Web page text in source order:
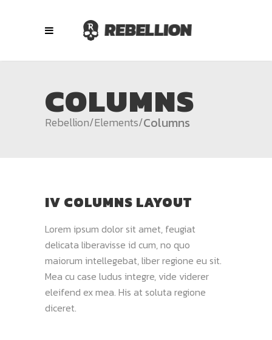
COLUMNS
Rebellion/Elements/Columns
IV COLUMNS LAYOUT
Lorem ipsum dolor sit amet, feugiat
delicata liberavisse id cum, no quo
maiorum intellegebat, liber regione eu sit.
Mea cu case ludus integre, vide viderer
eleifend ex mea. His at soluta regione
diceret.